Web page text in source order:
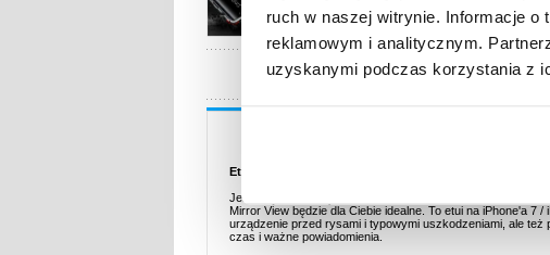
ruch w naszej witrynie. Informacje o
reklamowym i analitycznym.
uzyskanymi podczas korzystania z
Etui z Klapką Luxury Mirror View na iPhone'a 7,
Jeśli często spoglądasz na swój telefon iPhone SE (2022),
Mirror View będzie dla Ciebie idealne. To etui na iPhone'a 7
urządzenie przed rysami i typowymi uszkodzeniami, ale
czas i ważne powiadomienia.